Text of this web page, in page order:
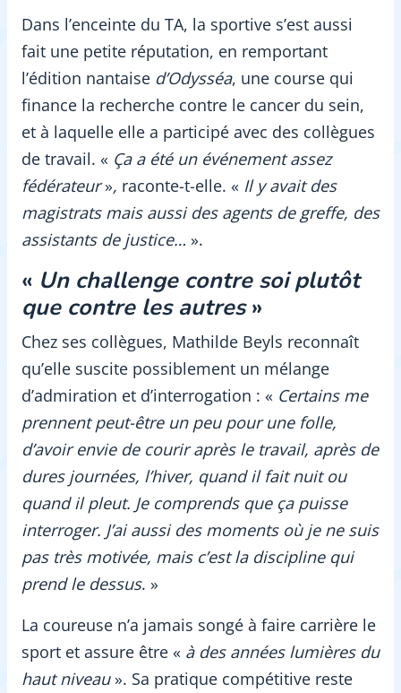
Dans l’enceinte du TA, la sportive s’est aussi
fait une petite réputation, en remportant
l’édition nantaise d’Odysséa, une course qui
finance la recherche contre le cancer du sein,
et à laquelle elle a participé avec des collègues
de travail. « Ça a été un événement assez
fédérateur», raconte-t-elle. « Il y avait des
magistrats mais aussi des agents de greffe, des
assistants de justice… ».
« Un challenge contre soi plutôt
que contre les autres»
Chez ses collègues, Mathilde Beyls reconnaît
qu’elle suscite possiblement un mélange
d’admiration et d’interrogation : « Certains me
prennent peut-être un peu pour une folle,
d’avoir envie de courir après le travail, après de
dures journées, l’hiver, quand il fait nuit ou
quand il pleut. Je comprends que ça puisse
interroger. J’ai aussi des moments où je ne suis
pas très motivée, mais c’est la discipline qui
prend le dessus. »
La coureuse n’a jamais songé à faire carrière le
sport et assure être « à des années lumières du
haut niveau ». Sa pratique compétitive reste